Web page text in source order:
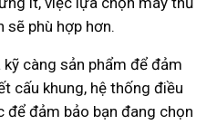
sẽ phù hợp hơn.
càng sản phẩm để đảm
cấu khung, hệ thống điều
để đảm bảo bạn đang chọn